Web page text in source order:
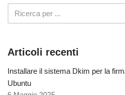
Articoli recenti
Installare il sistema Dkim per la
Ubuntu